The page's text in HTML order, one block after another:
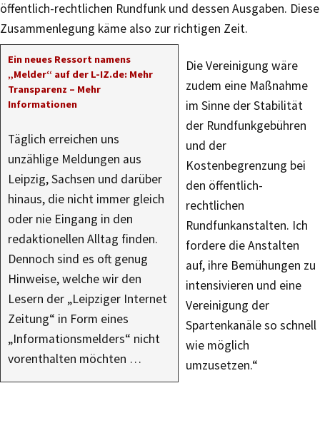
öffentlich-rechtlichen Rundfunk und dessen Ausgaben. Diese
Zusammenlegung käme also zur richtigen Zeit.
Ein neues Ressort namens
„Melder“ auf der L-IZ.de: Mehr
Transparenz – Mehr
Informationen
Täglich erreichen uns
unzählige Meldungen aus
Leipzig, Sachsen und darüber
hinaus, die nicht immer gleich
oder nie Eingang in den
redaktionellen Alltag finden.
Dennoch sind es oft genug
Hinweise, welche wir den
Lesern der „Leipziger Internet
Zeitung“ in Form eines
„Informationsmelders“ nicht
vorenthalten möchten …
Die Vereinigung wäre
zudem eine Maßnahme
im Sinne der Stabilität
der Rundfunkgebühren
und der
Kostenbegrenzung bei
den öffentlich-
rechtlichen
Rundfunkanstalten. Ich
fordere die Anstalten
auf, ihre Bemühungen zu
intensivieren und eine
Vereinigung der
Spartenkanäle so schnell
wie möglich
umzusetzen.“